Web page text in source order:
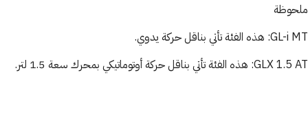
ملحوظة
GL-i MT: هذه الفئة تأتي بناقل حركة يدوي.
GLX 1.5 AT: هذه الفئة تأتي بناقل حركة أوتوماتيكي بمحرك سعة 1.5 لتر.